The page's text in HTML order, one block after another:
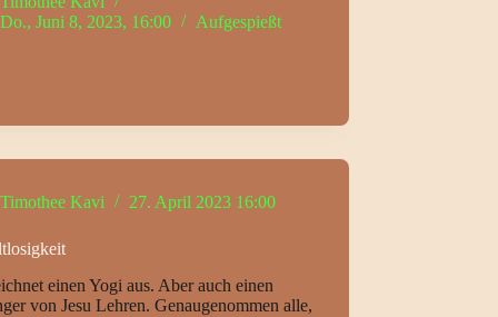
Do., Juni 8, 2023, 16:00
Aufgespießt
Timothee Kavi 27. April 2023 16:00
einen Yogi aus. Aber auch einen
von Jesu Lehren. Genaugenommen alle,